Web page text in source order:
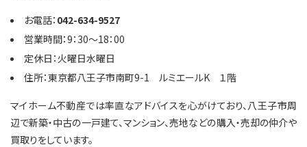
お電話： 042-634-9527
営業時間：9：30～18：00
定休日：火曜日水曜日
住所：東京都八王子市南町9-1 ルミエールK １階
マイホーム不動産では率直なアドバイスを心がけており、八王子市周
辺で新築・中古の一戸建て、マンション、売地などの購入・売却の仲介や
買取りをしています。